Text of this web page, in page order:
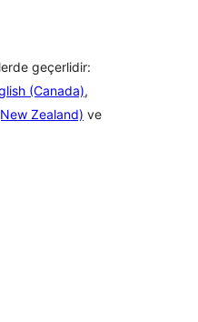
geçerlidir:
(Canada),
Zealand) ve